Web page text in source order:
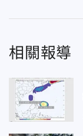
相關報導